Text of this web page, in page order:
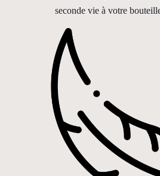
seconde vie à votre